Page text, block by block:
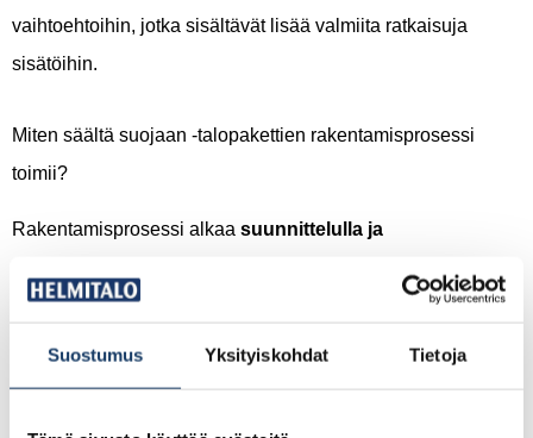
Suostumus Yksityiskohdat Tietoja
vaihtoehtoihin, jotka sisältävät lisää valmiita ratkaisuja
sisätöihin.
Miten säältä suojaan -talopakettien rakentamisprosessi
toimii?
Rakentamisprosessi alkaa suunnittelulla ja
olosuhteissa. Elementit kuljetetaan tontille, ja talo
pystytetään päivässä ammattitaitoisen työryhmän toimesta,